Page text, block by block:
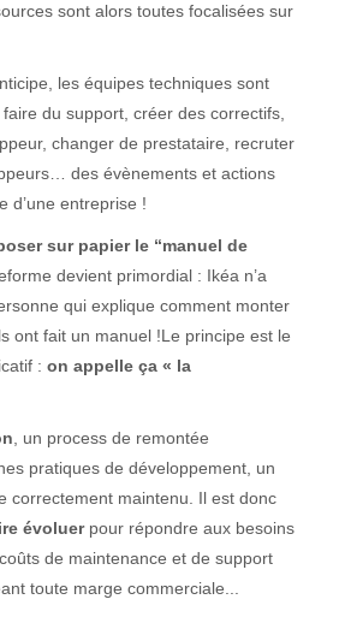
sont alors toutes focalisées sur
les équipes techniques sont
du support, créer des correctifs,
changer de prestataire, recruter
des évènements et actions
d’une entreprise !
sur papier le “manuel de
devient primordial : Ikéa n’a
qui explique comment monter
ont fait un manuel !Le principe est le
: on appelle ça « la
, un process de remontée
pratiques de développement, un
correctement maintenu. Il est donc
évoluerpour répondre aux besoins
de maintenance et de support
toute marge commerciale...